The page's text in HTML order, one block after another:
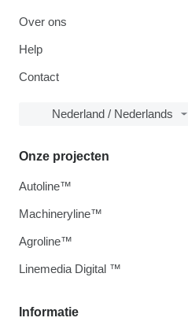
Over ons
Help
Contact
Nederland / Nederlands
Informatie
Onze projecten
Autoline™
Machineryline™
Agroline™
Linemedia Digital ™